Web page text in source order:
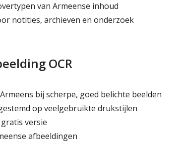
van Armeense inhoud
notities, archieven en onderzoek
OCR
bij scherpe, goed belichte beelden
op veelgebruikte drukstijlen
versie
afbeeldingen